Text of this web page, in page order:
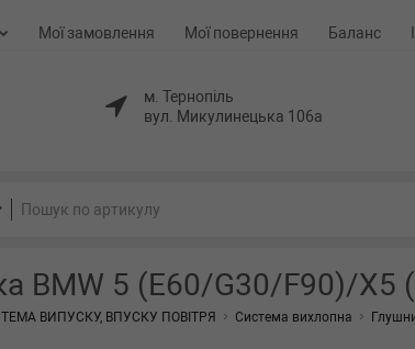
Мої замовлення Мої повернення Баланс
м. Тернопіль
вул. Микулинецька 106а
BMW 5 (E60/G30/F90)/
ВИПУСКУ, ВПУСКУ ПОВІТРЯ Система вихлопна